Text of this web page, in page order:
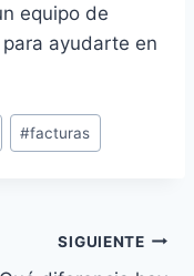
equipo de
ayudarte en
#facturas
SIGUIENTE